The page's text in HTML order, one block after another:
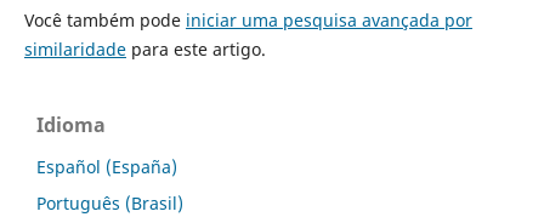
Você também pode iniciar uma pesquisa avançada por
similaridadepara este artigo.
Idioma
Español (España)
Português (Brasil)